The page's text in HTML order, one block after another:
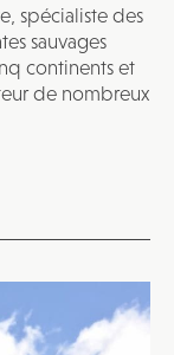
spécialiste des
sauvages
continents et
de nombreux